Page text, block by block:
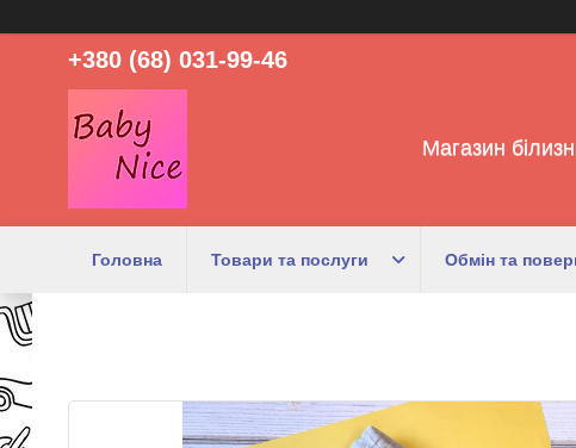
+380 (68) 031-99-46
Магазин
Головна Товари та послуги Обмін та